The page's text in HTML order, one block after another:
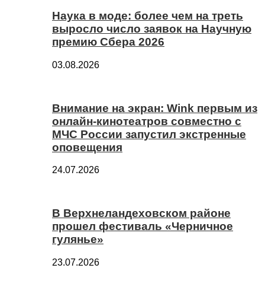
Наука в моде: более чем на треть
выросло число заявок на Научную
премию Сбера 2026
03.08.2026
Внимание на экран: Wink первым из
онлайн-кинотеатров совместно с
МЧС России запустил экстренные
оповещения
24.07.2026
В Верхнеландеховском районе
прошел фестиваль «Черничное
гулянье»
23.07.2026